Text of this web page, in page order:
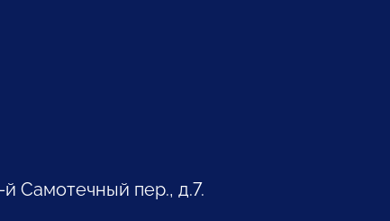
й Самотечный пер., д.7.